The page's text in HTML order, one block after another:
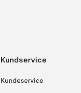
Kundservice
Kundeservice